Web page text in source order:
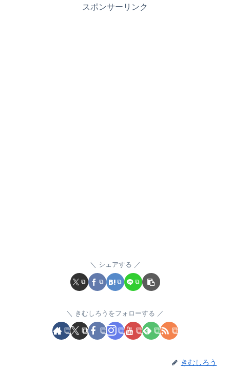
スポンサーリンク
シェアする
きむしろうをフォローする
きむしろう